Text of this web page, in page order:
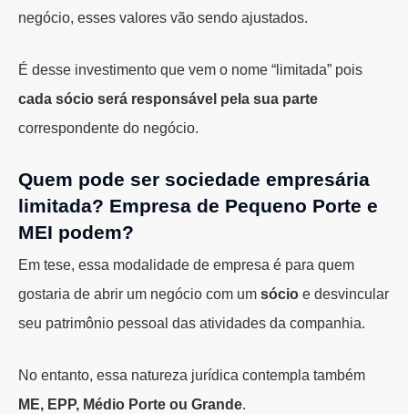
negócio, esses valores vão sendo ajustados.
É desse investimento que vem o nome “limitada” pois
cada sócio será responsável pela sua parte
correspondente do negócio.
Quem pode ser sociedade empresária
limitada? Empresa de Pequeno Porte e
MEI podem?
Em tese, essa modalidade de empresa é para quem
gostaria de abrir um negócio com um sócio e desvincular
seu patrimônio pessoal das atividades da companhia.
No entanto, essa natureza jurídica contempla também
ME, EPP, Médio Porte ou Grande.